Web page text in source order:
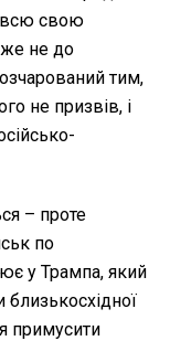
всю свою
не до
тим,
не призвів, і
– проте
по
у Трампа, який
близькосхідної
примусити